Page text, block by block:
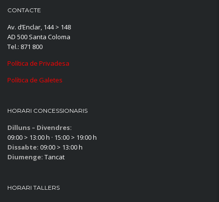
CONTACTE
Av. d’Enclar, 144 > 148
AD 500 Santa Coloma
Tel.: 871 800
Política de Privadesa
Política de Galetes
HORARI CONCESSIONARIS
Dilluns – Divendres:
09:00 > 13:00 h · 15:00 > 19:00 h
Dissabte: 09:00 > 13:00 h
Diumenge: Tancat
HORARI TALLERS